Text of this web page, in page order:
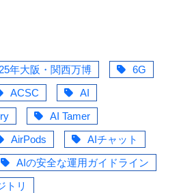
年大阪・関西万博
6G
ACSC
AI
AI Tamer
AirPods
AIチャット
AIの安全な運用ガイドライン
トリ